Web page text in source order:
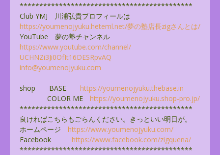
********************************************
Club YMJ 川浦弘貴プロフィールは
https://youmenojyuku.heteml.net/夢の塾店長zigさんとは/
YouTube 夢の塾チャンネル
https://www.youtube.com/channel/
UCHNZi3Ji0OfIt16DESRpvAQ
info@youmenojyuku.com
shop BASE https://youmenojyuku.thebase.in
COLOR ME https://youmenojyuku.shop-pro.jp/
********************************************
良ければこちらもごらんください。きっといい明日が。
ホームページ https://www.youmenojyuku.com/
Facebook https://www.facebook.com/zigquena/
********************************************